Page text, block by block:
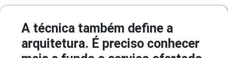
A técnica também define a
arquitetura. É preciso conhecer